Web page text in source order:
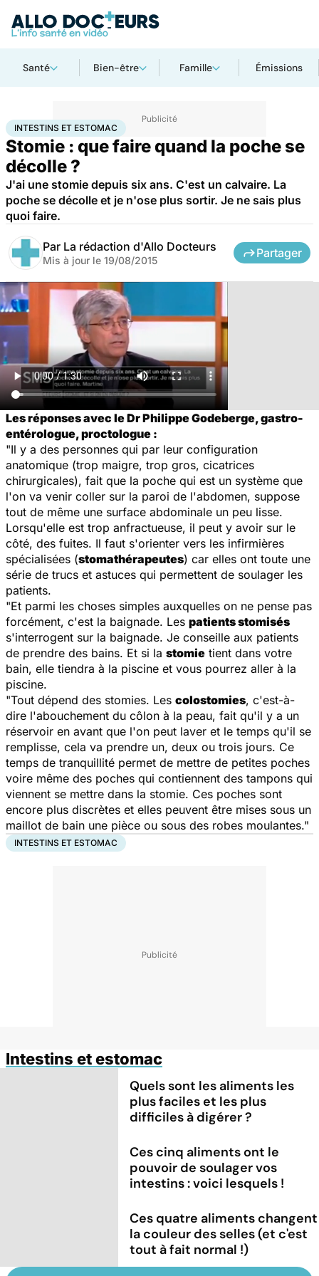
Santé Bien-être Famille Émissions
AccueilSantéIntestins et estomac
INTESTINS ET ESTOMAC
Stomie : que faire quand la poche se
décolle ?
J'ai une stomie depuis six ans. C'est un calvaire. La
poche se décolle et je n'ose plus sortir. Je ne sais plus
quoi faire.
Par La rédaction d'Allo Docteurs
Mis à jour le 19/08/2015
Partager
Les réponses avec le Dr Philippe Godeberge, gastro-
entérologue, proctologue :
"Il y a des personnes qui par leur configuration
anatomique (trop maigre, trop gros, cicatrices
chirurgicales), fait que la poche qui est un système que
l'on va venir coller sur la paroi de l'abdomen, suppose
tout de même une surface abdominale un peu lisse.
Lorsqu'elle est trop anfractueuse, il peut y avoir sur le
côté, des fuites. Il faut s'orienter vers les infirmières
spécialisées (stomathérapeutes) car elles ont toute une
série de trucs et astuces qui permettent de soulager les
patients.
"Et parmi les choses simples auxquelles on ne pense pas
forcément, c'est la baignade. Les patients stomisés
s'interrogent sur la baignade. Je conseille aux patients
de prendre des bains. Et si la stomie tient dans votre
bain, elle tiendra à la piscine et vous pourrez aller à la
piscine.
"Tout dépend des stomies. Les colostomies, c'est-à-
dire l'abouchement du côlon à la peau, fait qu'il y a un
réservoir en avant que l'on peut laver et le temps qu'il se
remplisse, cela va prendre un, deux ou trois jours. Ce
temps de tranquillité permet de mettre de petites poches
voire même des poches qui contiennent des tampons qui
viennent se mettre dans la stomie. Ces poches sont
encore plus discrètes et elles peuvent être mises sous un
maillot de bain une pièce ou sous des robes moulantes."
INTESTINS ET ESTOMAC
Intestins et estomac
Quels sont les aliments les
plus faciles et les plus
difficiles à digérer ?
Ces cinq aliments ont le
pouvoir de soulager vos
intestins : voici lesquels !
Ces quatre aliments changent
la couleur des selles (et c'est
tout à fait normal !)